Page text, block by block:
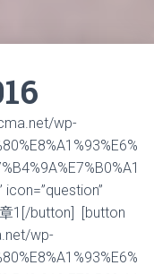
wp-
icon=”question”
1[/button] [button
wp-